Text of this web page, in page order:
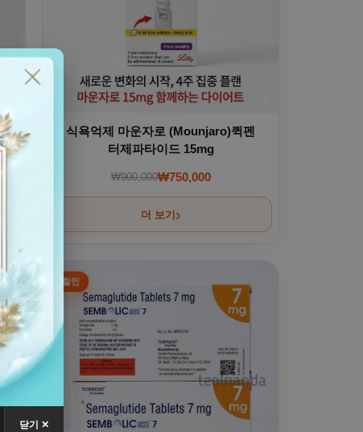
식욕억제 마운자로 (Mounjaro)퀵펜
터제파타이드 15mg
₩900,000원래 가격: ₩900,000.
₩750,000
현재 가격: ₩750,000.
더 보기
상품 페이지에서 옵션을 선택할 수 있습니다
여러 상품 옵션이 이 상품에 있습니다. 상품 페이지에
닫기 ✕